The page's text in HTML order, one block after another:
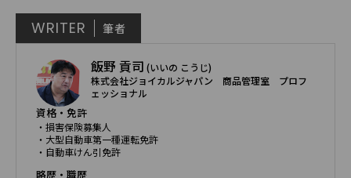
WRITER 筆者
飯野 貢司 (いいの こうじ)
株式会社ジョイカルジャパン 商品管理室 プロフ
ェッショナル
資格・免許
・損害保険募集人
・大型自動車第一種運転免許
・自動車けん引免許
略歴・職歴